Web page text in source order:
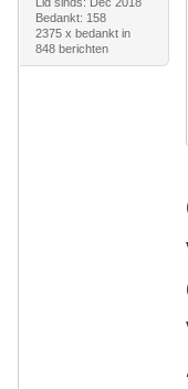
Bedankt: 158
2375 x bedankt in
848 berichten